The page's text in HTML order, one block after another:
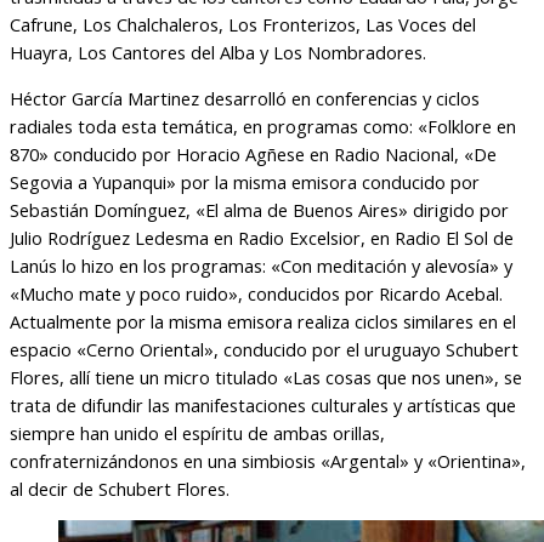
Cafrune, Los Chalchaleros, Los Fronterizos, Las Voces del
Huayra, Los Cantores del Alba y Los Nombradores.
Héctor García Martinez desarrolló en conferencias y ciclos
radiales toda esta temática, en programas como: «Folklore en
870» conducido por Horacio Agñese en Radio Nacional, «De
Segovia a Yupanqui» por la misma emisora conducido por
Sebastián Domínguez, «El alma de Buenos Aires» dirigido por
Julio Rodríguez Ledesma en Radio Excelsior, en Radio El Sol de
Lanús lo hizo en los programas: «Con meditación y alevosía» y
«Mucho mate y poco ruido», conducidos por Ricardo Acebal.
Actualmente por la misma emisora realiza ciclos similares en el
espacio «Cerno Oriental», conducido por el uruguayo Schubert
Flores, allí tiene un micro titulado «Las cosas que nos unen», se
trata de difundir las manifestaciones culturales y artísticas que
siempre han unido el espíritu de ambas orillas,
confraternizándonos en una simbiosis «Argental» y «Orientina»,
al decir de Schubert Flores.